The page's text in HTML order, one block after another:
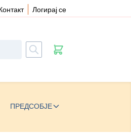
Логирај се
ПРЕДСОБЈЕ